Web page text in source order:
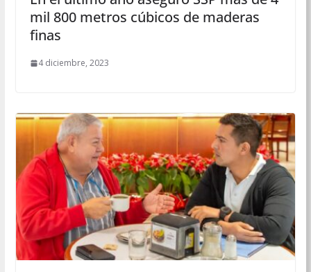
mil 800 metros cúbicos de maderas
finas
4 diciembre, 2023